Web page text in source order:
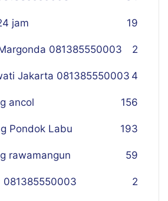
jam 19
081385550003 2
Jakarta 081385550003 4
ancol 156
Pondok Labu 193
rawamangun 59
081385550003 2